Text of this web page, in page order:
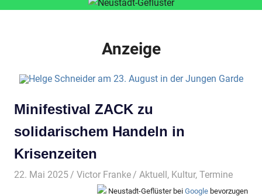
Anzeige
Minifestival ZACK zu
solidarischem Handeln in
Krisenzeiten
22. Mai 2025 Victor Franke Aktuell, Kultur,Termine
Neustadt-Geflüster bei Google bevorzugen